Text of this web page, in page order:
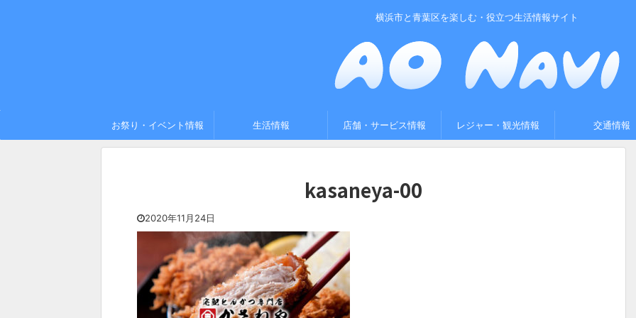
横浜市と青葉区を楽しむ・役立つ生活情報サイト
お祭り・イベント情報 生活情報 店舗・サービス情報 レジャー・観光情報 交通情報
kasaneya-00
2020年11月24日